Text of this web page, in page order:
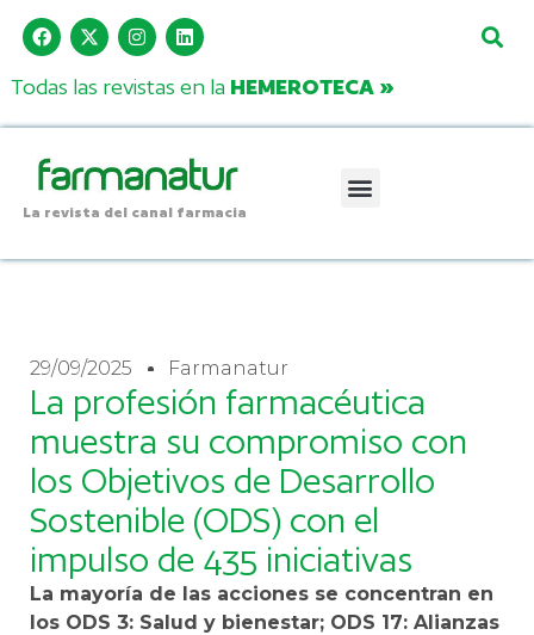
Todas las revistas en la HEMEROTECA »
La revista del canal farmacia
29/09/2025 Farmanatur
La profesión farmacéutica
muestra su compromiso con
los Objetivos de Desarrollo
Sostenible (ODS) con el
impulso de 435 iniciativas
La mayoría de las acciones se concentran en
los ODS 3: Salud y bienestar; ODS 17: Alianzas